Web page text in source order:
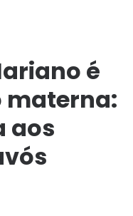
é
materna:
aos